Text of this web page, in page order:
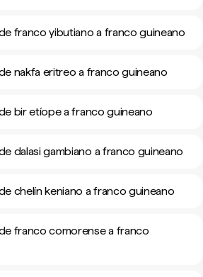
franco yibutiano a franco guineano
nakfa eritreo a franco guineano
bir etíope a franco guineano
dalasi gambiano a franco guineano
chelín keniano a franco guineano
franco comorense a franco